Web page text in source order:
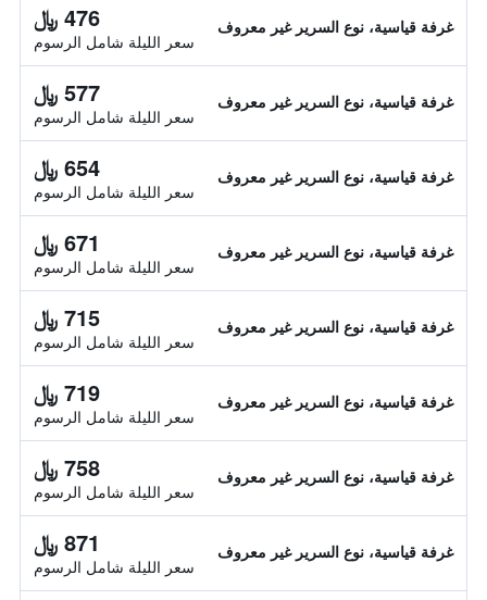
غرفة قياسية، نوع السرير غير معروف 476 ﷼
سعر الليلة شامل الرسوم
غرفة قياسية، نوع السرير غير معروف 577 ﷼
سعر الليلة شامل الرسوم
غرفة قياسية، نوع السرير غير معروف 654 ﷼
سعر الليلة شامل الرسوم
غرفة قياسية، نوع السرير غير معروف 671 ﷼
سعر الليلة شامل الرسوم
غرفة قياسية، نوع السرير غير معروف 715 ﷼
سعر الليلة شامل الرسوم
غرفة قياسية، نوع السرير غير معروف 719 ﷼
سعر الليلة شامل الرسوم
غرفة قياسية، نوع السرير غير معروف 758 ﷼
سعر الليلة شامل الرسوم
غرفة قياسية، نوع السرير غير معروف 871 ﷼
سعر الليلة شامل الرسوم